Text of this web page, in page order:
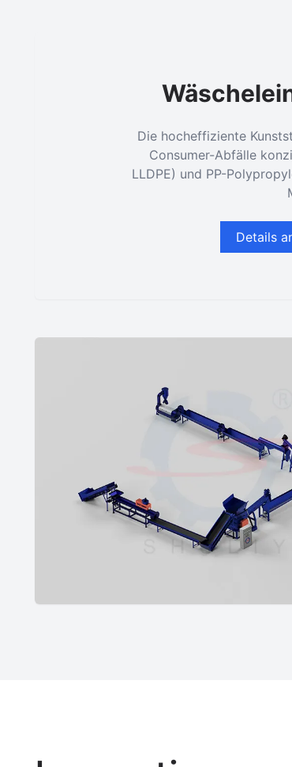
Die hocheffiziente
Consumer-Abfälle
LLDPE) und PP-
Details